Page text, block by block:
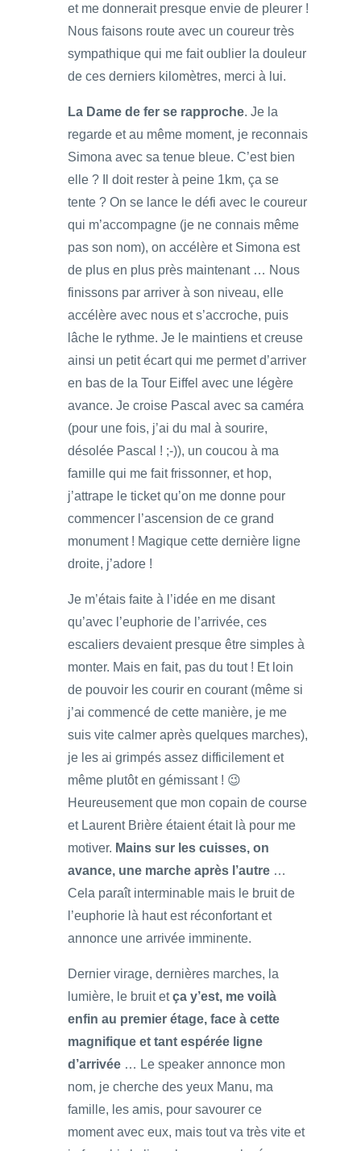
et me donnerait presque envie de pleurer !
Nous faisons route avec un coureur très
sympathique qui me fait oublier la douleur
de ces derniers kilomètres, merci à lui.
La Dame de fer se rapproche. Je la
regarde et au même moment, je reconnais
Simona avec sa tenue bleue. C’est bien
elle ? Il doit rester à peine 1km, ça se
tente ? On se lance le défi avec le coureur
qui m’accompagne (je ne connais même
pas son nom), on accélère et Simona est
de plus en plus près maintenant … Nous
finissons par arriver à son niveau, elle
accélère avec nous et s’accroche, puis
lâche le rythme. Je le maintiens et creuse
ainsi un petit écart qui me permet d’arriver
en bas de la Tour Eiffel avec une légère
avance. Je croise Pascal avec sa caméra
(pour une fois, j’ai du mal à sourire,
désolée Pascal ! ;-)), un coucou à ma
famille qui me fait frissonner, et hop,
j’attrape le ticket qu’on me donne pour
commencer l’ascension de ce grand
monument ! Magique cette dernière ligne
droite, j’adore !
Je m’étais faite à l’idée en me disant
qu’avec l’euphorie de l’arrivée, ces
escaliers devaient presque être simples à
monter. Mais en fait, pas du tout ! Et loin
de pouvoir les courir en courant (même si
j’ai commencé de cette manière, je me
suis vite calmer après quelques marches),
je les ai grimpés assez difficilement et
même plutôt en gémissant ! 😉
Heureusement que mon copain de course
et Laurent Brière étaient était là pour me
motiver. Mains sur les cuisses, on
avance, une marche après l’autre …
Cela paraît interminable mais le bruit de
l’euphorie là haut est réconfortant et
annonce une arrivée imminente.
Dernier virage, dernières marches, la
lumière, le bruit etça y’est, me voilà
enfin au premier étage, face à cette
magnifique et tant espérée ligne
d’arrivée … Le speaker annonce mon
nom, je cherche des yeux Manu, ma
famille, les amis, pour savourer ce
moment avec eux, mais tout va très vite et